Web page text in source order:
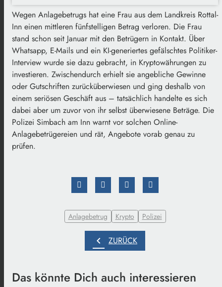
Wegen Anlagebetrugs hat eine Frau aus dem Landkreis Rottal-
Inn einen mittleren fünfstelligen Betrag verloren. Die Frau
stand schon seit Januar mit den Betrügern in Kontakt. Über
Whatsapp, E-Mails und ein KI-generiertes gefälschtes Politiker-
Interview wurde sie dazu gebracht, in Kryptowährungen zu
investieren. Zwischendurch erhielt sie angebliche Gewinne
oder Gutschriften zurücküberwiesen und ging deshalb von
einem seriösen Geschäft aus – tatsächlich handelte es sich
dabei aber um zuvor von ihr selbst überwiesene Beträge. Die
Polizei Simbach am Inn warnt vor solchen Online-
Anlagebetrügereien und rät, Angebote vorab genau zu
prüfen.
Anlagebetrug Krypto Polizei
chevron_left ZURÜCK
Das könnte Dich auch interessieren